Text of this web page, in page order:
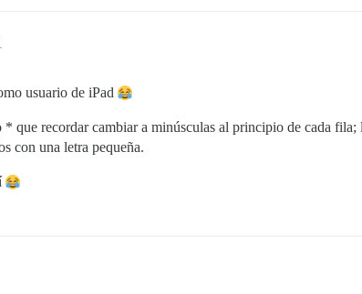
usuario de iPad
que recordar cambiar a minúsculas al principio de cada
con una letra pequeña.